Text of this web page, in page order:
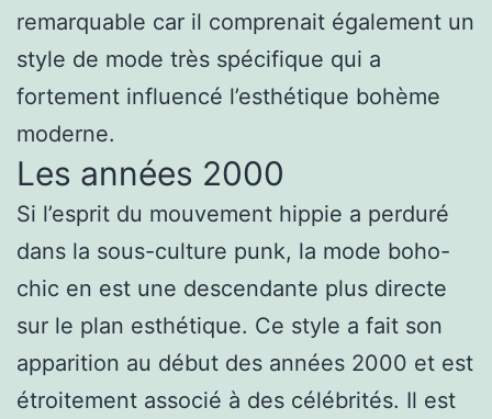
remarquable car il comprenait également un
style de mode très spécifique qui a
fortement influencé l’esthétique bohème
moderne.
Les années 2000
Si l’esprit du mouvement hippie a perduré
dans la sous-culture punk, la mode boho-
chic en est une descendante plus directe
sur le plan esthétique. Ce style a fait son
apparition au début des années 2000 et est
étroitement associé à des célébrités. Il est